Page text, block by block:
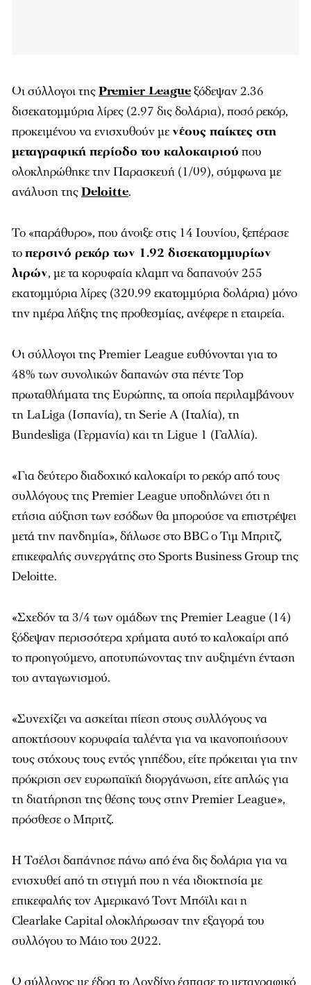
Οι σύλλογοι τηςPremier Leagueξόδεψαν 2.36
δισεκατομμύρια λίρες (2.97 δις δολάρια), ποσό ρεκόρ,
προκειμένου να ενισχυθούν με νέους παίκτες στη
μεταγραφική περίοδο του καλοκαιριού που
ολοκληρώθηκε την Παρασκευή (1/09), σύμφωνα με
ανάλυση τηςDeloitte.
Το «παράθυρο», που άνοιξε στις 14 Ιουνίου, ξεπέρασε
τοπερσινό ρεκόρ των 1.92 δισεκατομμυρίων
λιρών, με τα κορυφαία κλαμπ να δαπανούν 255
εκατομμύρια λίρες (320.99 εκατομμύρια δολάρια) μόνο
την ημέρα λήξης της προθεσμίας, ανέφερε η εταιρεία.
Οι σύλλογοι της Premier League ευθύνονται για το
48% των συνολικών δαπανών στα πέντε Top
πρωταθλήματα της Ευρώπης, τα οποία περιλαμβάνουν
τη LaLiga (Ισπανία), τη Serie A (Ιταλία), τη
Bundesliga (Γερμανία) και τη Ligue 1 (Γαλλία).
«Για δεύτερο διαδοχικό καλοκαίρι το ρεκόρ από τους
συλλόγους της Premier League υποδηλώνει ότι η
ετήσια αύξηση των εσόδων θα μπορούσε να επιστρέψει
μετά την πανδημία», δήλωσε στο BBC ο Τιμ Μπριτζ,
επικεφαλής συνεργάτης στο Sports Business Group της
Deloitte.
«Σχεδόν τα 3/4 των ομάδων της Premier League (14)
ξόδεψαν περισσότερα χρήματα αυτό το καλοκαίρι από
το προηγούμενο, αποτυπώνοντας την αυξημένη ένταση
του ανταγωνισμού.
«Συνεχίζει να ασκείται πίεση στους συλλόγους να
αποκτήσουν κορυφαία ταλέντα για να ικανοποιήσουν
τους στόχους τους εντός γηπέδου, είτε πρόκειται για την
πρόκριση σεν ευρωπαϊκή διοργάνωση, είτε απλώς για
τη διατήρηση της θέσης τους στην Premier League»,
πρόσθεσε ο Μπριτζ.
Η Τσέλσι δαπάνησε πάνω από ένα δις δολάρια για να
ενισχυθεί από τη στιγμή που η νέα ιδιοκτησία με
επικεφαλής τον Αμερικανό Τοντ Μπόϊλι και η
Clearlake Capital ολοκλήρωσαν την εξαγορά του
συλλόγου το Μάιο του 2022.